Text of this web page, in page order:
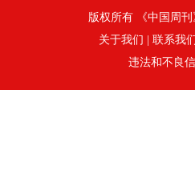
版权所有 《中国周刊
关于我们
联系我
违法和不良